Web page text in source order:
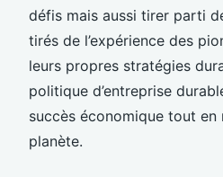
défis mais aussi tirer parti
tirés de l’expérience des
leurs propres stratégies
politique d’entreprise
succès économique tout
planète.